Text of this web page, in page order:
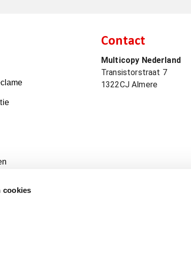
cookies
Contact
Multicopy Nederland
Transistorstraat 7
1322CJ Almere